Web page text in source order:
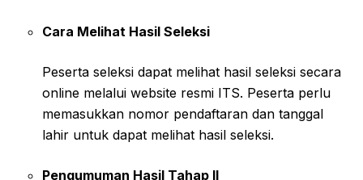
Cara Melihat Hasil Seleksi
Peserta seleksi dapat melihat hasil seleksi secara
online melalui website resmi ITS. Peserta perlu
memasukkan nomor pendaftaran dan tanggal
lahir untuk dapat melihat hasil seleksi.
Pengumuman Hasil Tahap II